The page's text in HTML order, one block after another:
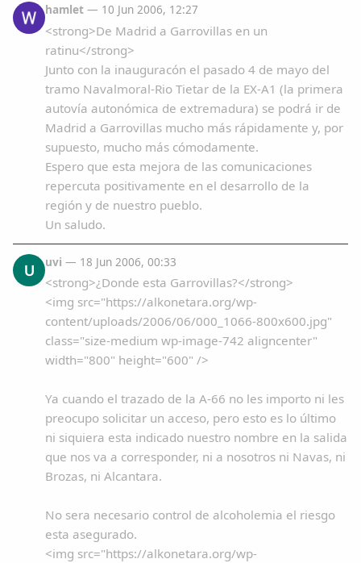
hamlet — 10 Jun 2006, 12:27
<strong>De Madrid a Garrovillas en un
ratinu</strong>
Junto con la inauguracón el pasado 4 de mayo del
tramo Navalmoral-Rio Tietar de la EX-A1 (la primera
autovía autonómica de extremadura) se podrá ir de
Madrid a Garrovillas mucho más rápidamente y, por
supuesto, mucho más cómodamente.
Espero que esta mejora de las comunicaciones
repercuta positivamente en el desarrollo de la
región y de nuestro pueblo.
Un saludo.
U uvi — 18 Jun 2006, 00:33
<strong>¿Donde esta Garrovillas?</strong>
<img src="https://alkonetara.org/wp-
content/uploads/2006/06/000_1066-800x600.jpg"
class="size-medium wp-image-742 aligncenter"
width="800" height="600" />
Ya cuando el trazado de la A-66 no les importo ni les
preocupo solicitar un acceso, pero esto es lo último
ni siquiera esta indicado nuestro nombre en la salida
que nos va a corresponder, ni a nosotros ni Navas, ni
Brozas, ni Alcantara.
No sera necesario control de alcoholemia el riesgo
esta asegurado.
<img src="https://alkonetara.org/wp-
Comparte
Compartir en Facebook
Compartir en Twitter
Copiar enlace